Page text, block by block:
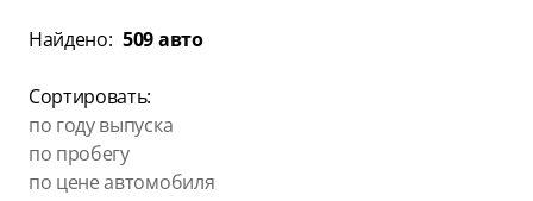
Найдено: 509 авто
Сортировать:
по году выпуска
по пробегу
по цене автомобиля